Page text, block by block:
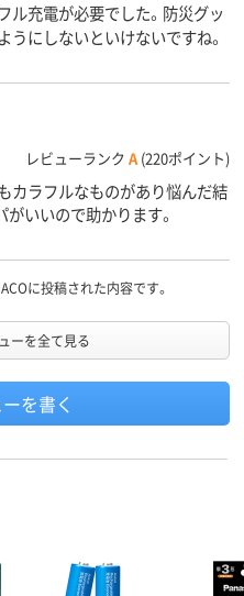
ル充電が必要でした。防災グッ
にしないといけないですね。
レビューランク A (220ポイント)
カラフルなものがあり悩んだ結
いいので助かります。
に投稿された内容です。
ーを全て見る
を書く